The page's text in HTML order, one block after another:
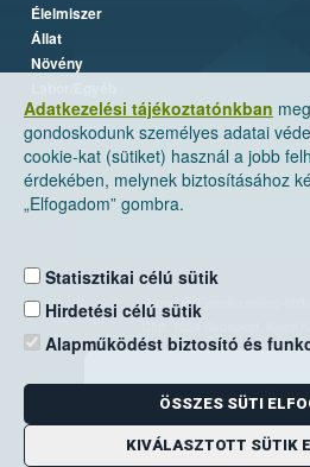
Adatkezelési tájékoztatónkban
gondoskodunk személyes adatai
cookie-kat (sütiket) használ a jobb
érdekében, melynek biztosításához
„Elfogadom” gombra.
Statisztikai célú sütik
Hirdetési célú sütik
Alapműködést biztosító és
ÖSSZES SÜTI
KIVÁLASZTOTT SÜTIK
Élelmiszer
Állat
Növény
Nemzeti Élelmiszerlánc-
Levelezési cím: 1525
E-mail:
Zöld szám: 06-80/
Telefon: 06-1/ 336-